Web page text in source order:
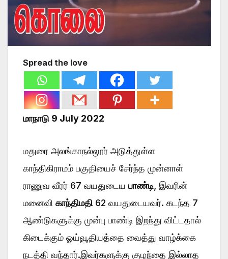
Spread the love
மாநாடு 9 July 2022
மதுரை அலங்காநல்லூர் அடுத்துள்ள
காந்திகிராமம் பகுதியைச் சேர்ந்த முன்னாள்
ராணுவ வீரர் 67 வயதுடைய பாண்டி , இவரின்
மனைவி காந்திமதி 62 வயதுடையவர். கடந்த 7
ஆண்டுகளுக்கு முன்பு பாண்டி இறந்து விட்டதால்
கிடைக்கும் ஓய்வூதியத்தை வைத்து வாழ்க்கை
நடத்தி வந்தார்.இவர்களுக்கு குழந்தை இல்லாத